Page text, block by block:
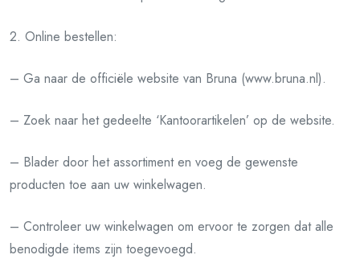
2. Online bestellen:
– Ga naar de officiële website van Bruna (www.bruna.nl).
– Zoek naar het gedeelte ‘Kantoorartikelen’ op de website.
– Blader door het assortiment en voeg de gewenste
producten toe aan uw winkelwagen.
– Controleer uw winkelwagen om ervoor te zorgen dat alle
benodigde items zijn toegevoegd.